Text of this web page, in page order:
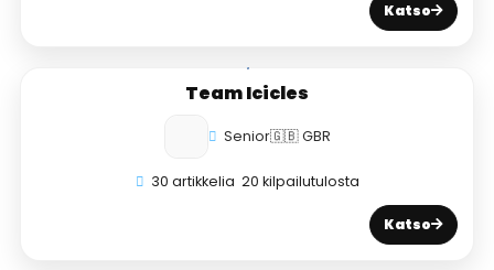
Katso
Team Icicles
Senior🇬🇧 GBR
30 artikkelia 20 kilpailutulosta
Katso